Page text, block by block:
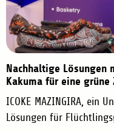
Nachhaltige Lösungen
Kakuma für eine grüne
ICOKE MAZINGIRA, ein
Lösungen für